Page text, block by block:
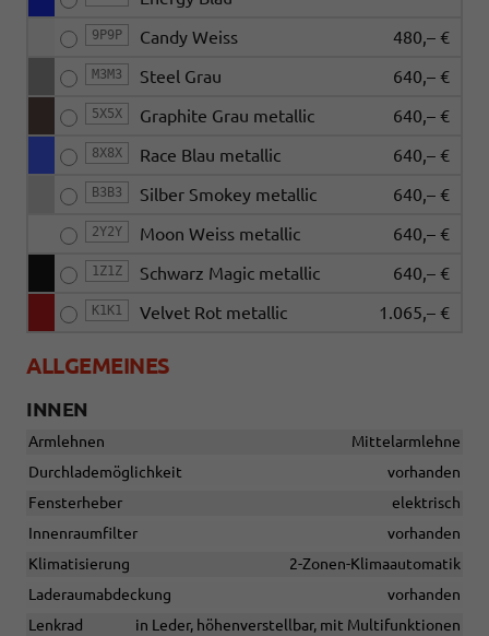
9P9P Candy Weiss 480,– €
M3M3 Steel Grau 640,– €
5X5X Graphite Grau metallic 640,– €
8X8X Race Blau metallic 640,– €
B3B3 Silber Smokey metallic 640,– €
2Y2Y Moon Weiss metallic 640,– €
1Z1Z Schwarz Magic metallic 640,– €
K1K1 Velvet Rot metallic 1.065,– €
ALLGEMEINES
INNEN
Armlehnen
Mittelarmlehne
Durchlademöglichkeit
vorhanden
Fensterheber
elektrisch
Innenraumfilter
vorhanden
Klimatisierung
2-Zonen-Klimaautomatik
Laderaumabdeckung
vorhanden
Lenkrad
in Leder, höhenverstellbar, mit Multifunktionen